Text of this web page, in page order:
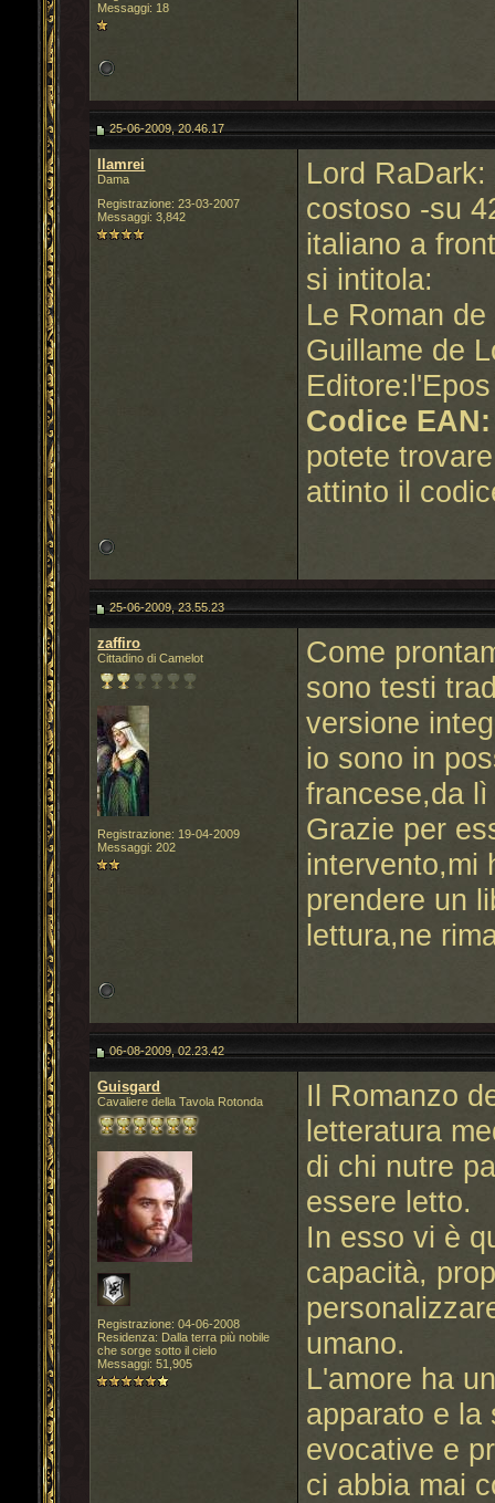
Messaggi: 18
25-06-2009, 20.46.17
llamrei
Dama
Registrazione: 23-03-2007
Messaggi: 3,842
Lord
costoso -su
italiano a
si intitola:
Le Roman
Guillame de
Editore:l'Epos
Codice EAN:
potete
attinto il
25-06-2009, 23.55.23
zaffiro
Cittadino di Camelot
Registrazione: 19-04-2009
Messaggi: 202
Come
sono testi
versione
io sono in
francese,da
Grazie per
intervento,mi
prendere un
lettura,ne
06-08-2009, 02.23.42
Guisgard
Cavaliere della Tavola Rotonda
Registrazione: 04-06-2008
Residenza: Dalla terra più nobile
che sorge sotto il cielo
Messaggi: 51,905
Il Romanzo
letteratura
di chi nutre
essere letto.
In esso vi è
capacità,
umano.
L'amore ha
apparato e la
evocative e
ci abbia mai